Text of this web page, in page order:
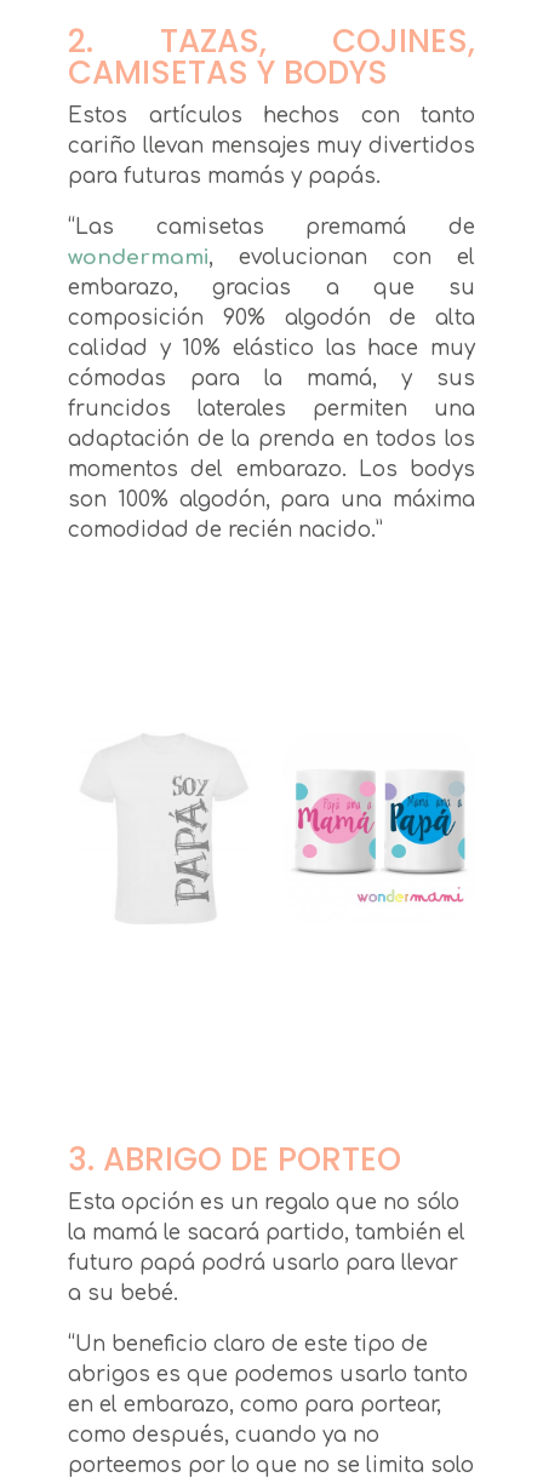
2. TAZAS, COJINES,
CAMISETAS Y BODYS
Estos artículos hechos con tanto
cariño llevan mensajes muy divertidos
para futuras mamás y papás.
“Las camisetas premamá de
wondermami, evolucionan con el
embarazo, gracias a que su
composición 90% algodón de alta
calidad y 10% elástico las hace muy
cómodas para la mamá, y sus
fruncidos laterales permiten una
adaptación de la prenda en todos los
momentos del embarazo. Los bodys
son 100% algodón, para una máxima
comodidad de recién nacido.”
3. ABRIGO DE PORTEO
Esta opción es un regalo que no sólo
la mamá le sacará partido, también el
futuro papá podrá usarlo para llevar
a su bebé.
“Un beneficio claro de este tipo de
abrigos es que podemos usarlo tanto
en el embarazo, como para portear,
como después, cuando ya no
porteemos por lo que no se limita solo